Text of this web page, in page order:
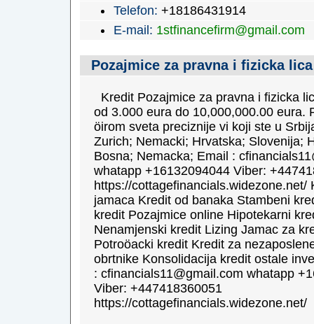
Telefon: +18186431914
E-mail: 1stfinancefirm@gmail.com
Pozajmice za pravna i fizicka lica
Kredit Pozajmice za pravna i fizicka
od 3.000 eura do 10,000,000.00 eura.
öirom sveta preciznije vi koji ste u
Zurich; Nemacki; Hrvatska; Slovenija;
Bosna; Nemacka; Email :
whatapp +16132094044 Viber:
https://cottagefinancials.widezone.net/
jamaca Kredit od banaka Stambeni
kredit Pozajmice online Hipotekarni
Nenamjenski kredit Lizing Jamac za
Potroöacki kredit Kredit za
obrtnike Konsolidacija kredit ostale
: cfinancials11@gmail.com whatapp
Viber: +447418360051
https://cottagefinancials.widezone.net/